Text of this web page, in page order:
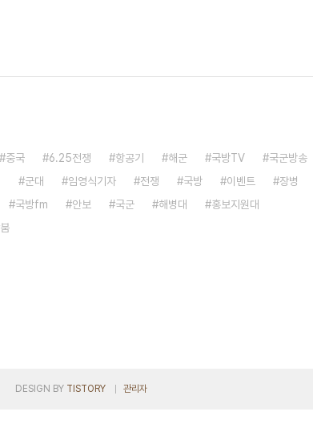
중국 6.25전쟁 항공기 해군 국방TV
국군방송
군대 임영식기자 전쟁 국방 이벤트
장병
국방fm 안보 국군 해병대
홍보지원대
붐
DESIGN BY TISTORY 관리자